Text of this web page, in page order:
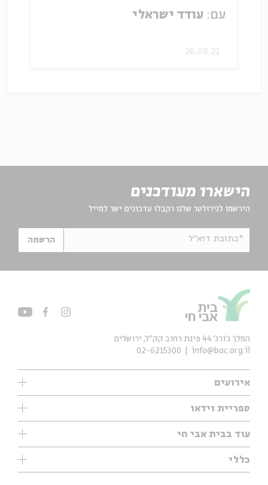
עם: עודד ישראלי
26.08.21
הישארו מעודכנים
הירשמו לניוזלטר שלנו וקבלו עדכונים ישר למייל
*כתובת דוא"ל הרשמה
אירועים
אנגלית
נוער
ספריית וידאו
עיון
מיוחדים
עוד בבית אבי חי
כללי
המלך ג'ורג' 44 פינת רחוב קק״ל, ירושלים
info@bac.org.il
02-6215300